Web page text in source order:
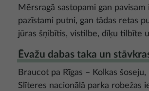
Mērsragā sastopami gan pavisam
pazīstami putni, gan tādas retas
jūras šņibītis, vistilbe, dīķu tilbīte
Ēvažu dabas taka un
Braucot pa Rīgas – Kolkas šoseju,
Slīteres nacionālā parka robežas